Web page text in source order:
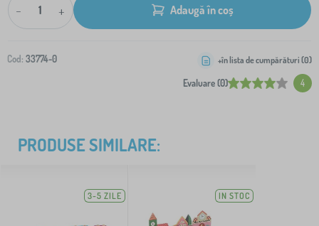
- + Adaugă în coș
Cod: 33774-0
Evaluare (0) 4
+în lista de cumpărături (0)
PRODUSE SIMILARE:
3-5 ZILE IN STOC